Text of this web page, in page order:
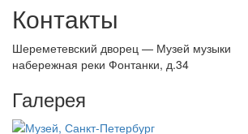
Контакты
Шереметевский дворец — Музей музыки
набережная реки Фонтанки, д.34
Галерея